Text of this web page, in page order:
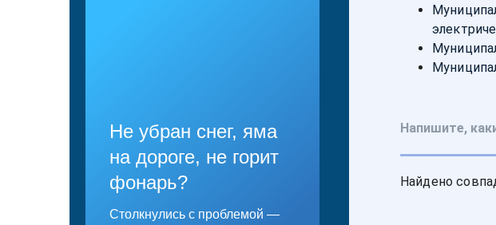
Не убран снег, яма
на дороге, не горит
фонарь?
Столкнулись с проблемой —